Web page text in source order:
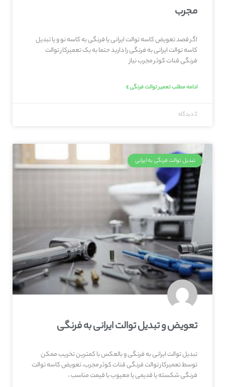
مجرب
اگر قصد تعویض کاسه توالت ایرانی یا فرنگی به کاسه نو و یا تبدیل
کاسه توالت ایرانی به فرنگی را دارید حتما به یک تعمیرکار توالت
فرنگی قنات کوثر مجرب نیاز
ادامه مطلب تعمیر توالت فرنگی »
2 دیدگاه
تبدیل توالت فرنگی به ایرانی
تعویض و تبدیل توالت ایرانی به فرنگی
تبدیل توالت ایرانی به فرنگی و بالعکس با کمترین تخریب ممکن
توسط تعمیرکار توالت فرنگی قنات کوثر مجرب، تعویض کاسه توالت
فرنگی شکسته یا قدیمی یا معیوب با قیمت مناسب ،